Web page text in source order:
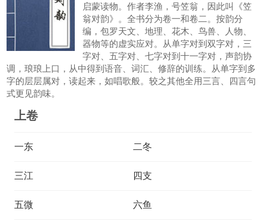
启蒙读物。作者李渔，号笠翁，因此叫《笠
翁对韵》。全书分为卷一和卷二。按韵分
编，包罗天文、地理、花木、鸟兽、人物、
器物等的虚实应对。从单字对到双字对，三
字对、五字对、七字对到十一字对，声韵协
调，琅琅上口，从中得到语音、词汇、修辞的训练。从单字到多
字的层层属对，读起来，如唱歌般。较之其他全用三言、四言句
式更见韵味。
上卷
一东 二冬
三江 四支
五微 六鱼